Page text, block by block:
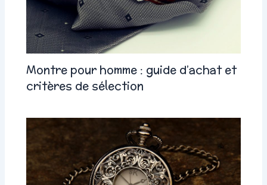
Montre pour homme : guide d’achat et
critères de sélection